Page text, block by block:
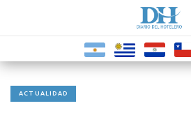
ACTUALIDAD